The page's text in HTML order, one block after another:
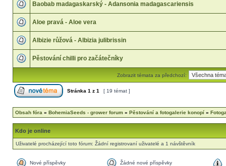
Baobab madagaskarský - Adansonia madagascariensis
Aloe pravá - Aloe vera
Albizie růžová - Albizia julibrissin
Pěstování chilli pro začátečníky
Zobrazit témata za předchozí:
Stránka 1 z 1 [ 19 témat ]
Obsah fóra » BohemiaSeeds - grower forum » Pěstování a fotogalerie konopí »
Kdo je online
Uživatelé procházející toto fórum: Žádní registrovaní uživatelé a 1 návštěvník
Nové příspěvky Žádné nové příspěvky